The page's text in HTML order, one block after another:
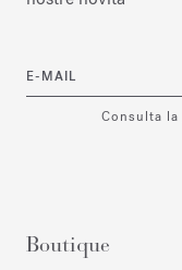
E-MAIL
Consulta la
Boutique